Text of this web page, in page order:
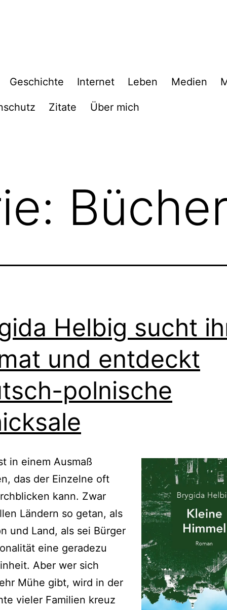
Geschichte Internet Leben Medien
Zitate Über mich
Helbig sucht
und entdeckt
polnische
in einem Ausmaß
das der Einzelne oft
kann. Zwar
Ländern so getan, als
und Land, als sei Bürger
eine geradezu
Aber wer sich
Mühe gibt, wird in der
vieler Familien kreuz